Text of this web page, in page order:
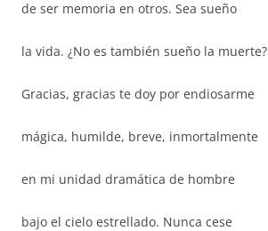
de ser memoria en otros. Sea sueño
la vida. ¿No es también sueño la muerte?
Gracias, gracias te doy por endiosarme
mágica, humilde, breve, inmortalmente
en mi unidad dramática de hombre
bajo el cielo estrellado. Nunca cese